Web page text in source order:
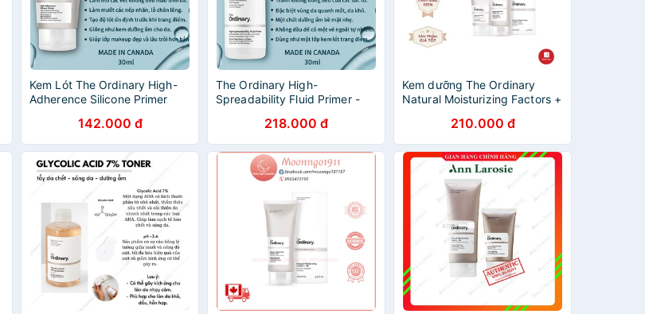
Kem Lót The Ordinary High-
Adherence Silicone Primer
142.000 đ
The Ordinary High-
Spreadability Fluid Primer -
218.000 đ
Kem dưỡng The Ordinary
Natural Moisturizing Factors +
210.000 đ